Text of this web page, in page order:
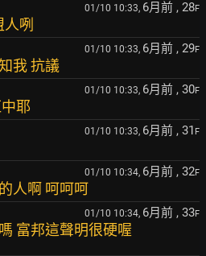
01/10 10:33, 6月前 , 28F
咧
01/10 10:33, 6月前 , 29F
我 抗議
01/10 10:33, 6月前 , 30F
耶
01/10 10:33, 6月前 , 31 F
01/10 10:34, 6月前 , 32F
人啊 呵呵呵
01/10 10:34, 6月前 , 33F
富邦這聲明很硬喔